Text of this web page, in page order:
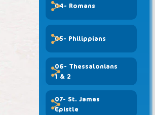
04- Romans
05- Philippians
06- Thessalonians
1 & 2
07- St. James
Epistle